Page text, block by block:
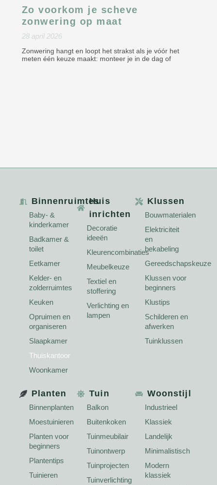
Zo voorkom je scheve
zonwering op maat
28 april 2026
Zonwering hangt en loopt het strakst als je vóór het
meten één keuze maakt: monteer je in de dag of
Binnenruimtes
Baby- &
kinderkamer
Badkamer &
toilet
Eetkamer
Kelder- en
zolderruimtes
Keuken
Opruimen en
organiseren
Slaapkamer
Thuiskantoor
Woonkamer
Huis
inrichten
Decoratie
ideeën
Kleurencombinaties
Meubelkeuze
Textiel en
stoffering
Verlichting en
lampen
Klussen
Bouwmaterialen
Elektriciteit
en
bekabeling
Gereedschapskeuze
Klussen voor
beginners
Klustips
Schilderen en
afwerken
Tuinklussen
Planten
Binnenplanten
Moestuinieren
Planten voor
beginners
Plantentips
Tuinieren
Tuin
Balkon
Buitenkoken
Tuinmeubilair
Tuinontwerp
Tuinprojecten
Tuinverlichting
Woonstijl
Industrieel
Klassiek
Landelijk
Minimalistisch
Modern
klassiek